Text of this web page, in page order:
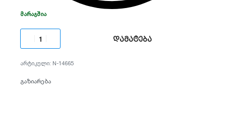
ᲛᲐᲠᲐᲒᲨᲘᲐ
დამატება
N-14665
გაზიარება